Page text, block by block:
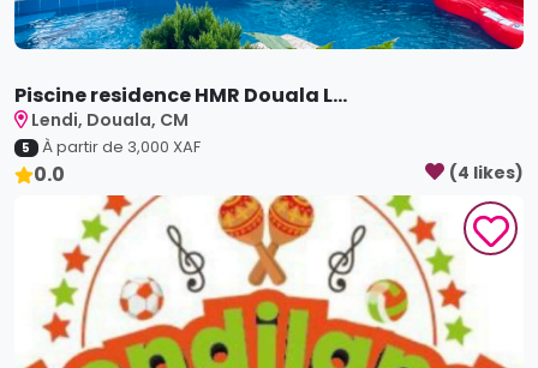
Piscine residence HMR Douala L...
Lendi, Douala, CM
5 À partir de 3,000 XAF
0.0 (4 likes)